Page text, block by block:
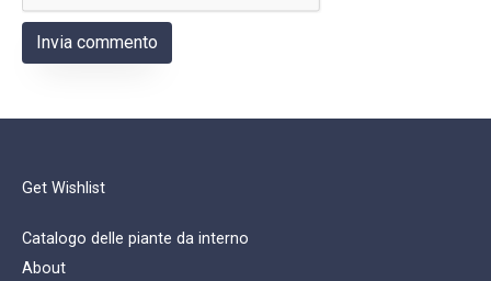
Get Wishlist
Catalogo delle piante da interno
About